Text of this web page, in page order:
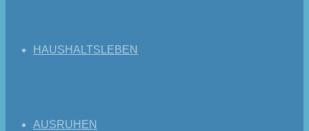
HAUSHALTSLEBEN
AUSRUHEN